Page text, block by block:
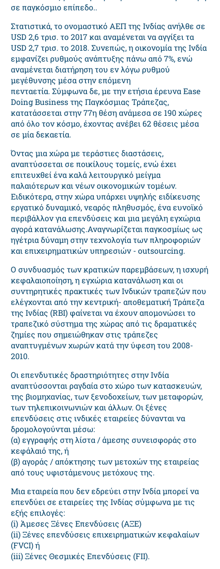
σε παγκόσμιο επίπεδο..
Στατιστικά, το ονομαστικό ΑΕΠ της Ινδίας ανήλθε σε
USD 2,6 τρισ. το 2017 και αναμένεται να αγγίξει τα
USD 2,7 τρισ. το 2018. Συνεπώς, η οικονομία της Ινδία
εμφανίζει ρυθμούς ανάπτυξης πάνω από 7%, ενώ
αναμένεται διατήρηση του εν λόγω ρυθμού
μεγέθυνσης μέσα στην επόμενη
πενταετία. Σύμφωνα δε, με την ετήσια έρευνα Ease
Doing Business της Παγκόσμιας Τράπεζας,
κατατάσσεται στην 77η θέση ανάμεσα σε 190 χώρες
από όλο τον κόσμο, έχοντας ανέβει 62 θέσεις μέσα
σε μία δεκαετία.
Όντας μια χώρα με τεράστιες διαστάσεις,
αναπτύσσεται σε ποικίλους τομείς, ενώ έχει
επιτευχθεί ένα καλά λειτουργικό μείγμα
παλαιότερων και νέων οικονομικών τομέων.
Ειδικότερα, στην χώρα υπάρχει υψηλής ειδίκευσης
εργατικό δυναμικό, νεαρός πληθυσμός, ένα ευνοϊκό
περιβάλλον για επενδύσεις και μια μεγάλη εγχώρια
αγορά κατανάλωσης.Αναγνωρίζεται παγκοσμίως ως
ηγέτρια δύναμη στην τεχνολογία των πληροφοριών
και επιχειρηματικών υπηρεσιών - outsourcing.
Ο συνδυασμός των κρατικών παρεμβάσεων, η ισχυρή
κεφαλαιοποίηση, η εγχώρια κατανάλωση και οι
συντηρητικές πρακτικές των Ινδικών τραπεζών που
ελέγχονται από την κεντρική- αποθεματική Τράπεζα
της Ινδίας (RBI) φαίνεται να έχουν απομονώσει το
τραπεζικό σύστημα της χώρας από τις δραματικές
ζημίες που σημειώθηκαν στις τράπεζες
αναπτυγμένων χωρών κατά την ύφεση του 2008-
2010.
Οι επενδυτικές δραστηριότητες στην Ινδία
αναπτύσσονται ραγδαία στο χώρο των κατασκευών,
της βιομηχανίας, των ξενοδοχείων, των μεταφορών,
των τηλεπικοινωνιών και άλλων. Οι ξένες
επενδύσεις στις ινδικές εταιρείες δύνανται να
δρομολογούνται μέσω:
(α) εγγραφής στη λίστα / άμεσης συνεισφοράς στο
κεφάλαιό της, ή
(β) αγοράς / απόκτησης των μετοχών της εταιρείας
από τους υφιστάμενους μετόχους της.
Μια εταιρεία που δεν εδρεύει στην Ινδία μπορεί να
επενδύει σε εταιρείες της Ινδίας σύμφωνα με τις
εξής επιλογές:
(i) Άμεσες Ξένες Επενδύσεις (ΑΞΕ)
(ii) Ξένες επενδύσεις επιχειρηματικών κεφαλαίων
(FVCI) ή
(iii) Ξένες Θεσμικές Επενδύσεις (FII).